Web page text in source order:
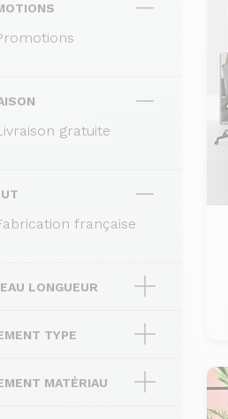
gratuite
française
LONGUEUR
TYPE
MATÉRIAU